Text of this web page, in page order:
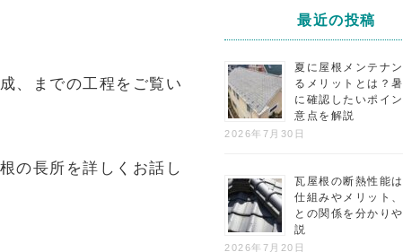
、までの工程をご覧い
の長所を詳しくお話し
最近の投稿
夏に屋根メンテナ
るメリットとは？
に確認したいポイ
意点を解説
2026年7月30日
瓦屋根の断熱性能
仕組みやメリット
との関係を分かり
説
2026年7月20日